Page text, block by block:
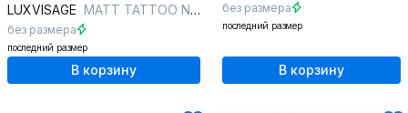
LUXVISAGE MATT TATTOO NO TRANSFER 12H , 128 тон
без размера
последний размер
В корзину
без размера
последний размер
В корзину